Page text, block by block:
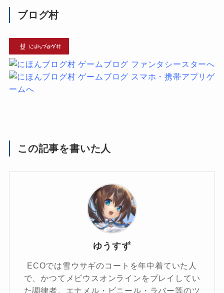
ブログ村
この記事を書いた人
ゆうすず
ECOでは雪ウサギのコートを年中着ていた人
で、かつてメビウスオンラインをプレイしてい
た調律者。エナメル・ビニール・ラバー等のツ